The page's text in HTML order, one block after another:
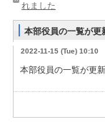
れました
本部役員の一覧が更
2022-11-15 (Tue) 10:10
本部役員の一覧が更